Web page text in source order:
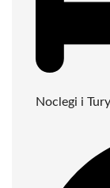
Noclegi i